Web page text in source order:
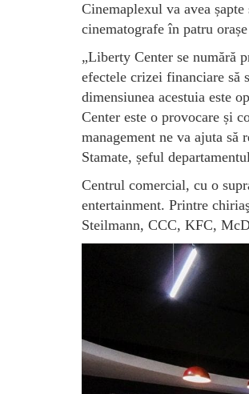
Cinemaplexul va avea
cinematografe în patru
„Liberty Center se numără
efectele crizei financiare
dimensiunea acestuia este
Center este o provocare și
management ne va ajuta să
Stamate, șeful
Centrul comercial, cu o
entertainment. Printre
Steilmann, CCC, KFC,